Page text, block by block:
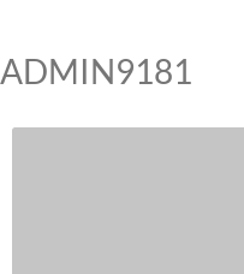
ADMIN9181